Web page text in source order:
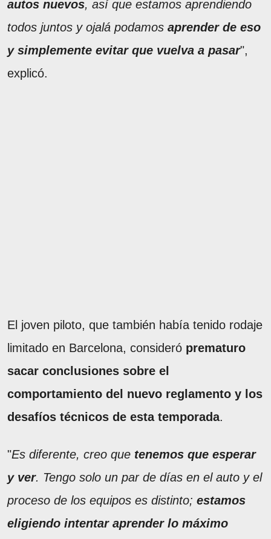
autos nuevos, así que estamos aprendiendo
todos juntos y ojalá podamos aprender de eso
y simplemente evitar que vuelva a pasar",
explicó.
El joven piloto, que también había tenido rodaje
limitado en Barcelona, consideró prematuro
sacar conclusiones sobre el
comportamiento del nuevo reglamento y los
desafíos técnicos de esta temporada.
"Es diferente, creo que tenemos que esperar
y ver. Tengo solo un par de días en el auto y el
proceso de los equipos es distinto; estamos
eligiendo intentar aprender lo máximo